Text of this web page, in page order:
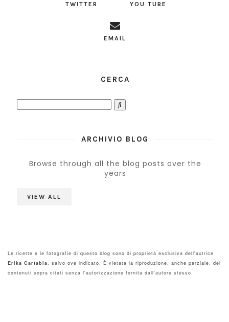
TWITTER YOU TUBE
EMAIL
CERCA
ARCHIVIO BLOG
Browse through all the blog posts over the
years
VIEW ALL
Le ricette e le fotografie di questo blog sono di proprietà esclusiva dell'autrice
Erika Cartabia, salvo ove indicato. È vietata la riproduzione, anche parziale, dei
contenuti sopra citati senza l'autorizzazione fornita dall'autore stesso.